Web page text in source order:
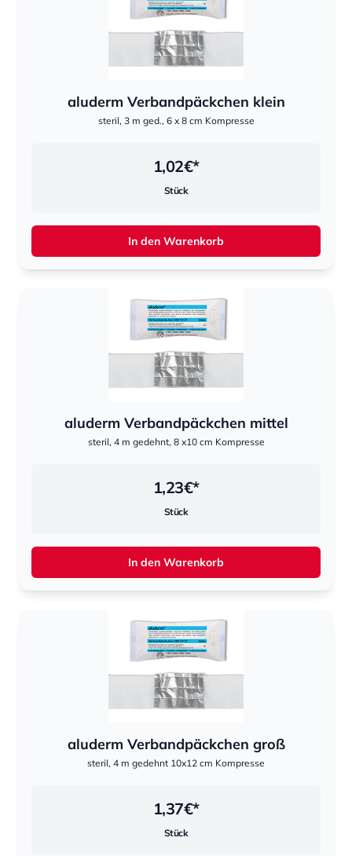
aluderm Verbandpäckchen klein
steril, 3 m ged., 6 x 8 cm Kompresse
1,02€*
Stück
In den Warenkorb
aluderm Verbandpäckchen mittel
steril, 4 m gedehnt, 8 x10 cm Kompresse
1,23€*
Stück
In den Warenkorb
aluderm Verbandpäckchen groß
steril, 4 m gedehnt 10x12 cm Kompresse
1,37€*
Stück